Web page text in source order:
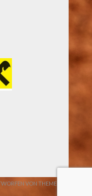
VON THEMEBOY